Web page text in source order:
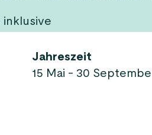
inklusive
Jahreszeit
15 Mai - 30